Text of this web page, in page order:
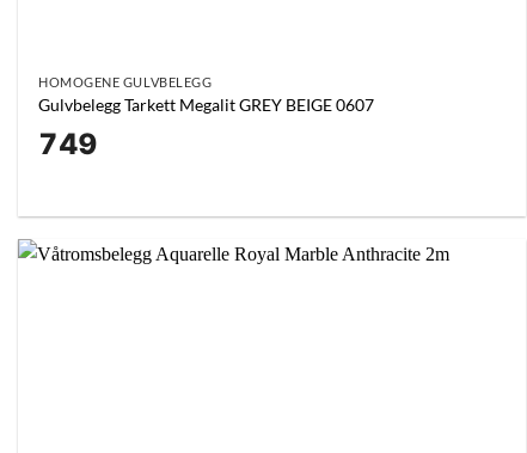
HOMOGENE GULVBELEGG
Gulvbelegg Tarkett Megalit GREY BEIGE 0607
749